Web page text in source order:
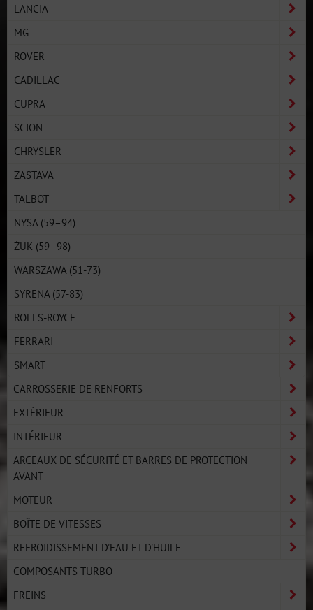
LANCIA
MG
ROVER
CADILLAC
CUPRA
SCION
CHRYSLER
ZASTAVA
TALBOT
NYSA (59–94)
ŻUK (59–98)
WARSZAWA (51-73)
SYRENA (57-83)
ROLLS-ROYCE
FERRARI
SMART
CARROSSERIE DE RENFORTS
EXTÉRIEUR
INTÉRIEUR
ARCEAUX DE SÉCURITÉ ET BARRES DE PROTECTION
AVANT
MOTEUR
BOÎTE DE VITESSES
REFROIDISSEMENT D'EAU ET D'HUILE
COMPOSANTS TURBO
FREINS